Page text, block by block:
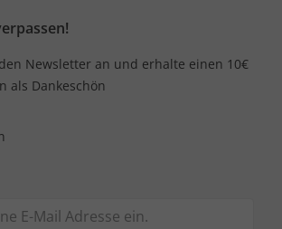
Newsletter an und erhalte einen 10€
als Dankeschön